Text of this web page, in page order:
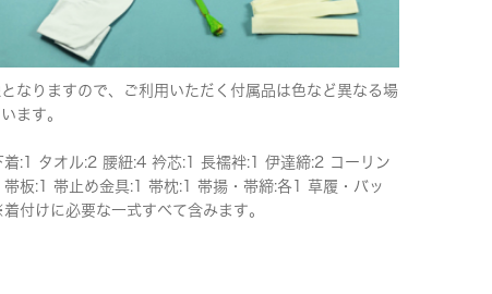
なりますので、ご利用いただく付属品は色など異なる場
ます。
着:1 タオル:2 腰紐:4 衿芯:1 長襦袢:1 伊達締:2 コーリン
帯板:1 帯止め金具:1 帯枕:1 帯揚・帯締:各1 草履・バッ
付けに必要な一式すべて含みます。